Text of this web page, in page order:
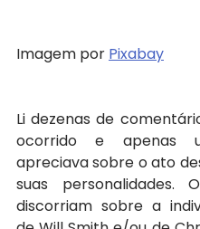
Imagem por Pixabay
Li dezenas de
ocorrido e apenas
apreciava sobre o ato
suas personalidades.
discorriam sobre a